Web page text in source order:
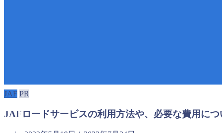
JAF PR
JAFロードサービスの利用方法や、必要な費用につ